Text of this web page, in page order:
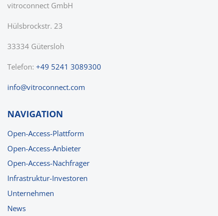
vitroconnect GmbH
Hülsbrockstr. 23
33334 Gütersloh
Telefon: +49 5241 3089300
nf v tr c nn ct c m
NAVIGATION
Open-Access-Plattform
Open-Access-Anbieter
Open-Access-Nachfrager
Infrastruktur-Investoren
Unternehmen
News